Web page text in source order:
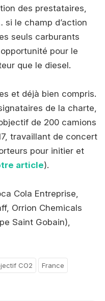
des prestataires,
le champ d’action
seuls carburants
pour le
que le diesel.
et déjà bien compris.
de la charte,
de 200 camions
travaillant de concert
pour initier et
article).
Cola Entreprise,
Orrion Chemicals
Saint Gobain),
CO2 France